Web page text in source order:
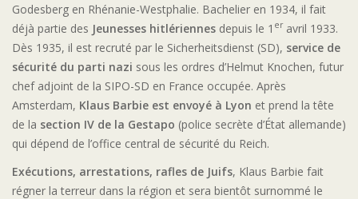
Godesberg en Rhénanie-Westphalie. Bachelier en 1934, il fait
déjà partie des Jeunesses hitlériennes depuis le 1 eravril 1933.
Dès 1935, il est recruté par le Sicherheitsdienst (SD), service de
sécurité du parti nazi sous les ordres d’Helmut Knochen, futur
chef adjoint de la SIPO-SD en France occupée. Après
Amsterdam, Klaus Barbie est envoyé à Lyon et prend la tête
de la section IV de la Gestapo (police secrète d’État allemande)
qui dépend de l’office central de sécurité du Reich.
Exécutions, arrestations, rafles de Juifs, Klaus Barbie fait
régner la terreur dans la région et sera bientôt surnommé le